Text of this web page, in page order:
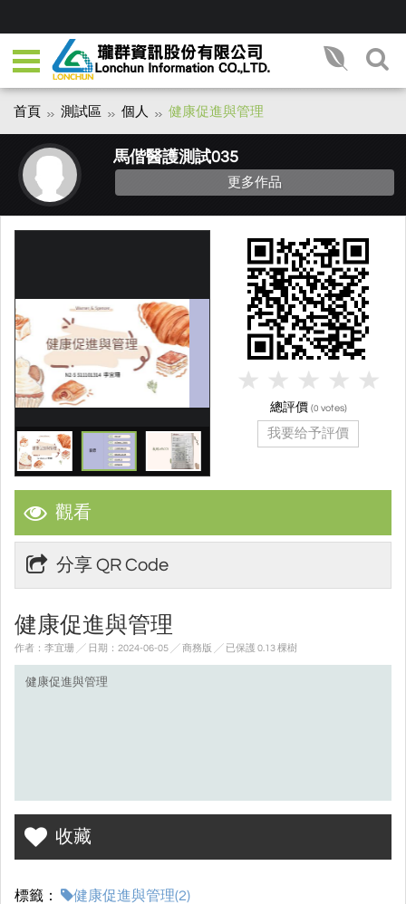
首頁 測試區 個人 健康促進與管理
馬偕醫護測試035
更多作品
觀看
分享 QR Code
健康促進與管理
作者：李宜珊 ╱ 日期：2024-06-05 ╱ 商務版 ╱ 已保護 0.13 棵樹
健康促進與管理
收藏
標籤：
健康促進與管理(2)
總評價 (0 votes)
我要给予評價